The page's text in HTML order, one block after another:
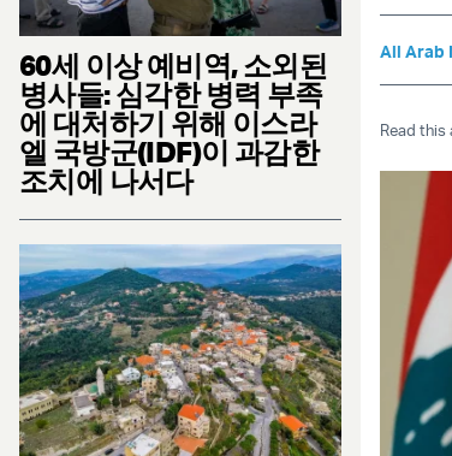
60세 이상 예비역, 소외된
병사들: 심각한 병력 부족
에 대처하기 위해 이스라
엘 국방군(IDF)이 과감한
조치에 나서다
All Arab
Read this